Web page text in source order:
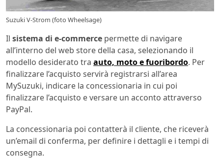
Suzuki V-Strom (foto Wheelsage)
Il sistema di e-commerce permette di navigare
all’interno del web store della casa, selezionando il
modello desiderato tra auto, moto e fuoribordo. Per
finalizzare l’acquisto servirà registrarsi all’area
MySuzuki, indicare la concessionaria in cui poi
finalizzare l’acquisto e versare un acconto attraverso
PayPal.
La concessionaria poi contatterà il cliente, che riceverà
un’email di conferma, per definire i dettagli e i tempi di
consegna.